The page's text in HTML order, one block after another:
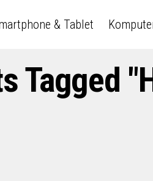
& Tablet
Tagged